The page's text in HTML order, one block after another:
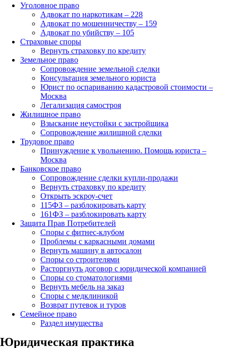
Уголовное право
Адвокат по наркотикам – 228
Адвокат по мошенничеству – 159
Адвокат по убийству – 105
Страховые споры
Вернуть страховку по кредиту
Земельное право
Сопровождение земельной сделки
Консультация земельного юриста
Юрист по оспариванию кадастровой стоимости –
Москва
Легализация самостроя
Жилищное право
Взыскание неустойки с застройщика
Сопровождение жилищной сделки
Трудовое право
Принуждение к увольнению. Помощь юриста –
Москва
Банковское право
Сопровождение сделки купли-продажи
Вернуть страховку по кредиту
Открыть эскроу-счет
115ФЗ – разблокировать карту
161ФЗ – разблокировать карту
Защита Прав Потребителей
Споры с фитнес-клубом
Проблемы с каркасными домами
Вернуть машину в автосалон
Споры со строителями
Расторгнуть договор с юридической компанией
Споры со стоматологиями
Вернуть мебель на заказ
Споры с медклиникой
Возврат путевок и туров
Семейное право
Раздел имущества
Юридическая практика